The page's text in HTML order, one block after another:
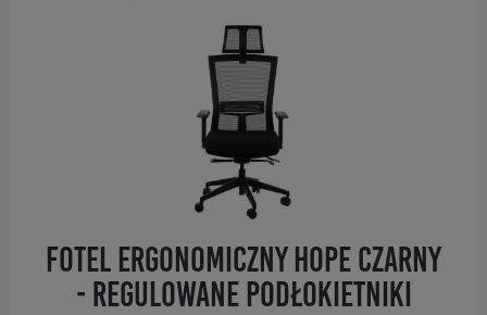
Fotel Ergonomiczny HOPE CZARNY
- regulowane podłokietniki